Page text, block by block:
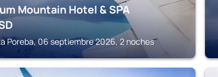
Mountain Hotel & SPA
Poreba, 06 septiembre 2026, 2 noches